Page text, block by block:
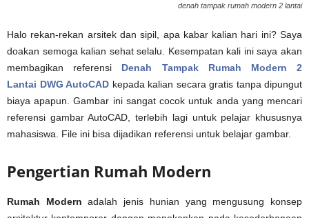
denah tampak rumah modern 2 lantai
Halo rekan-rekan arsitek dan sipil, apa kabar kalian hari ini? Saya
doakan semoga kalian sehat selalu. Kesempatan kali ini saya akan
membagikan referensi Denah Tampak Rumah Modern 2
Lantai DWG AutoCAD kepada kalian secara gratis tanpa dipungut
biaya apapun. Gambar ini sangat cocok untuk anda yang mencari
referensi gambar AutoCAD, terlebih lagi untuk pelajar khususnya
mahasiswa. File ini bisa dijadikan referensi untuk belajar gambar.
Pengertian Rumah Modern
Rumah Modern adalah jenis hunian yang mengusung konsep